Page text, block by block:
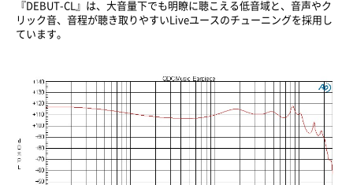
『DEBUT-CL』は、大音量下でも明瞭に聴こえる低音域と、音声やク
リック音、音程が聴き取りやすいLiveユースのチューニングを採用し
ています。